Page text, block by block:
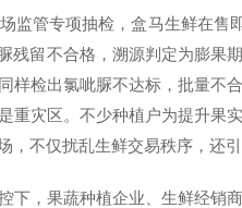
监管专项抽检，盒马生鲜在
残留不合格，溯源判定为膨果
样检出氯呲脲不达标，批量不
重灾区。不少种植户为提升果
，不仅扰乱生鲜交易秩序，还
下，果蔬种植企业、生鲜经销